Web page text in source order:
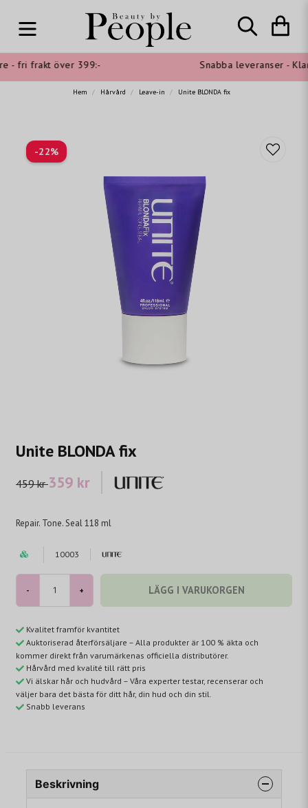
- fri frakt över 399:- Snabba leveranser -
Hem Hårvård Leave-in Unite BLONDA fix
-22%
Unite BLONDA fix
459 kr359 kr
Repair. Tone. Seal 118 ml
10003
- + LÄGG I VARUKORGEN
Kvalitet framför kvantitet
Auktoriserad återförsäljare – Alla produkter är 100 % äkta och
kommer direkt från varumärkenas officiella distributörer.
Hårvård med kvalité till rätt pris
Vi älskar hår och hudvård – Våra experter testar, recenserar och
väljer bara det bästa för ditt hår, din hud och din stil.
Snabb leverans
Beskrivning